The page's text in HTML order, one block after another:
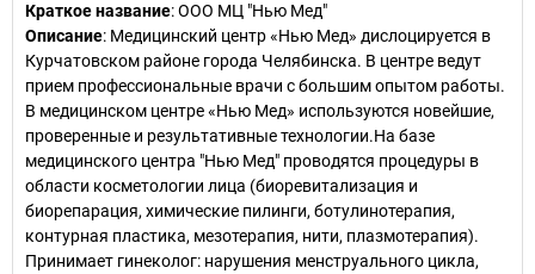
Краткое название:ООО МЦ "Нью Мед"
Описание: Медицинский центр «Нью Мед» дислоцируется в
Курчатовском районе города Челябинска. В центре ведут
прием профессиональные врачи с большим опытом работы.
В медицинском центре «Нью Мед» используются новейшие,
проверенные и результативные технологии.На базе
медицинского центра "Нью Мед" проводятся процедуры в
области косметологии лица (биоревитализация и
биорепарация, химические пилинги, ботулинотерапия,
контурная пластика, мезотерапия, нити, плазмотерапия).
Принимает гинеколог: нарушения менструального цикла,